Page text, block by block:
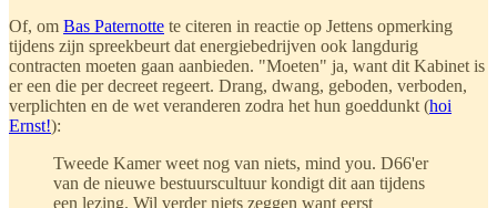
Of, om Bas Paternotte te citeren in reactie op Jettens opmerking
tijdens zijn spreekbeurt dat energiebedrijven ook langdurig
contracten moeten gaan aanbieden. "Moeten" ja, want dit Kabinet is
er een die per decreet regeert. Drang, dwang, geboden, verboden,
verplichten en de wet veranderen zodra het hun goeddunkt (hoi
Ernst!):
Tweede Kamer weet nog van niets, mind you. D66'er
van de nieuwe bestuurscultuur kondigt dit aan tijdens
een lezing. Wil verder niets zeggen want eerst